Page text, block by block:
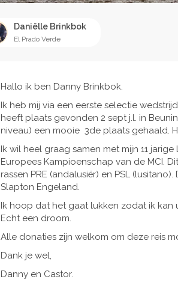
Daniëlle Brinkbok
El Prado Verde
Hallo ik ben Danny Brinkbok.
Ik heb mij via een eerste selectie
heeft plaats gevonden 2 sept j.l. in
niveau) een mooie 3de plaats gehaald.
Ik wil heel graag samen met mijn 11
Europees Kampioenschap van de MCI.
rassen PRE (andalusiër) en PSL
Slapton Engeland.
Ik hoop dat het gaat lukken zodat ik kan
Echt een droom.
Alle donaties zijn welkom om deze reis
Dank je wel,
Danny en Castor.